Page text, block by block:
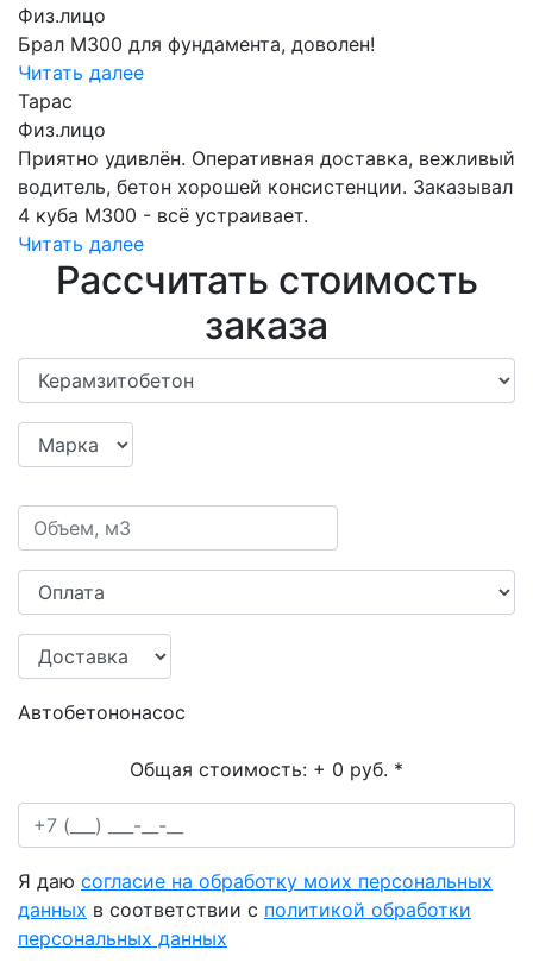
Физ.лицо
Брал М300 для фундамента, доволен!
Читать далее
Тарас
Физ.лицо
Приятно удивлён. Оперативная доставка, вежливый
водитель, бетон хорошей консистенции. Заказывал
4 куба М300 - всё устраивает.
Читать далее
Рассчитать стоимость
заказа
Автобетононасос
Общая стоимость: + 0 руб. *
Я даю согласие на обработку моих персональных
данных в соответствии с политикой обработки
персональных данных